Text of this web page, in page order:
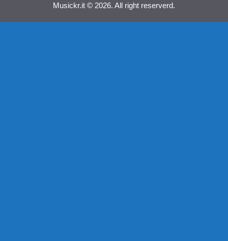
Musickr.it © 2026. All right reserverd.